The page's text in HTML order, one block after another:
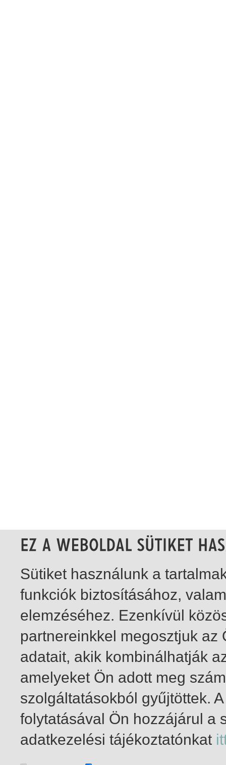
1-11 / total 11 hit
Sütiket használunk a
funkciók biztosításához,
elemzéséhez. Ezenkívül
partnereinkkel megosztjuk
adatait, akik kombinálhatják
amelyeket Ön adott meg
szolgáltatásokból gyűjtöttek.
folytatásával Ön hozzájárul a
adatkezelési tájékoztatónkat